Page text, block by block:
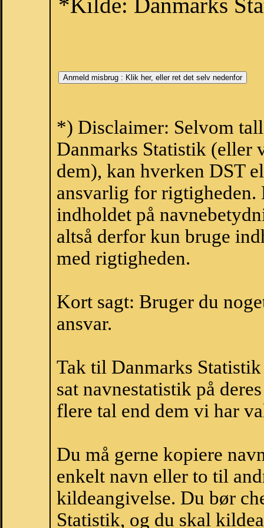
*Kilde: Danmarks
*) Disclaimer: Selvom
Danmarks Statistik (eller
dem), kan hverken DST
ansvarlig for
indholdet på
altså derfor kun bruge
med rigtigheden.
Kort sagt: Bruger du
ansvar.
Tak til Danmarks
sat navnestatistik på
flere tal end dem vi har
Du må gerne kopiere
enkelt navn eller to til
kildeangivelse. Du bør
Statistik, og du skal